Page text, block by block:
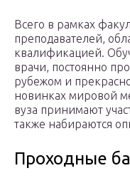
Всего в рамках
преподавателей,
квалификацией.
врачи, постоянно
рубежом и
новинках мировой
вуза принимают
также набираются
Проходные